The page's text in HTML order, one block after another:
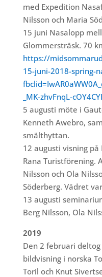
med Expedition
Nilsson och Maria
15 juni Nasalopp
Glommersträsk. 70
https://
15-juni-2018-spring-
_MK-zhvFnqL-
5 augusti möte i
Kenneth Awebro,
smälthyttan.
12 augusti visning
Rana Turistförening.
Nilsson och Ola
Söderberg. Vädret
13 augusti
Berg Nilsson, Ola
2019
Den 2 februari
bildvisning i norska
Toril och Knut